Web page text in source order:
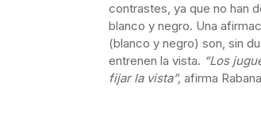
contrastes, ya que no han
blanco y negro. Una
(blanco y negro) son, sin
entrenen la vista. “Los
fijar la vista”, afirma